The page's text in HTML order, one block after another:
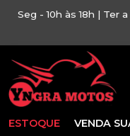
Seg - 10h às 18h | Ter
ESTOQUE VENDA